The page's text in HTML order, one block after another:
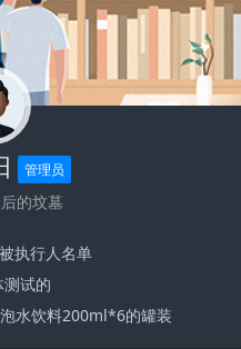
管理员
的坟墓
执行人名单
试的
水饮料200ml*6的罐装